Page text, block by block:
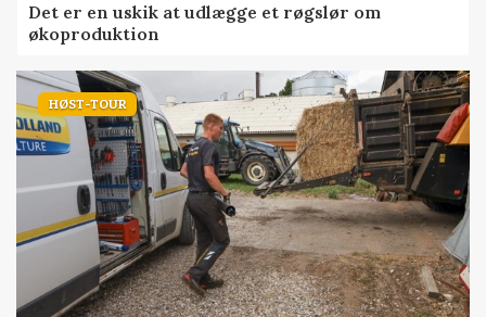
Det er en uskik at udlægge et røgslør om
økoproduktion
HØST-TOUR